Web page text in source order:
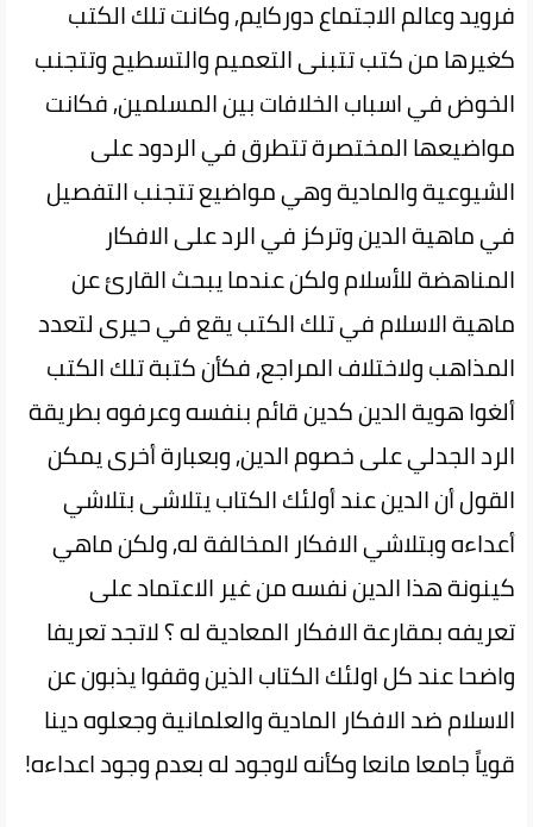
فرويد وعالم الاجتماع دوركايم, وكانت تلك الكتب
كغيرها من كتب تتبنى التعميم والتسطيح وتتجنب
الخوض في اسباب الخلافات بين المسلمين, فكانت
مواضيعها المختصرة تتطرق في الردود على
الشيوعية والمادية وهي مواضيع تتجنب التفصيل
في ماهية الدين وتركز في الرد على الافكار
المناهضة للأسلام ولكن عندما يبحث القارئ عن
ماهية الاسلام في تلك الكتب يقع في حيرى لتعدد
المذاهب ولاختلاف المراجع, فكأن كتبة تلك الكتب
ألغوا هوية الدين كدين قائم بنفسه وعرفوه بطريقة
الرد الجدلي على خصوم الدين, وبعبارة أخرى يمكن
القول أن الدين عند أولئك الكتاب يتلاشى بتلاشي
أعداءه وبتلاشي الافكار المخالفة له, ولكن ماهي
كينونة هذا الدين نفسه من غير الاعتماد على
تعريفه بمقارعة الافكار المعادية له ؟ لاتجد تعريفا
واضحا عند كل اولئك الكتاب الذين وقفوا يذبون عن
الاسلام ضد الافكار المادية والعلمانية وجعلوه دينا
قوياً جامعا مانعا وكأنه لاوجود له بعدم وجود اعداءه!